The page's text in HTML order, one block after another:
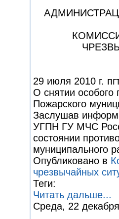
29 июля 2010 г.
О снятии особого
Пожарского
Заслушав
УГПН ГУ МЧС
состоянии
муниципального
Опубликовано в
чрезвычайных
Теги:
Читать дальше...
Среда, 22